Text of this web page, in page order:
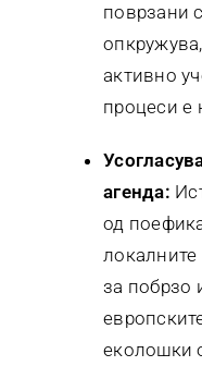
поврзани
активно
процеси е
агенда:
од
за побрзо
еколошки